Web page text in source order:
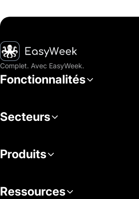
Accueil
Complet. Avec EasyWeek.
Fonctionnalités
Secteurs
Produits
Ressources